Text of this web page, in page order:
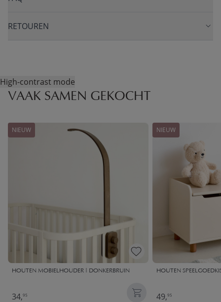
RETOUREN
High-contrast mode
VAAK SAMEN GEKOCHT
NIEUW
HOUTEN MOBIELHOUDER | DONKERBRUIN
34,95
NIEUW
HOUTEN
49,95